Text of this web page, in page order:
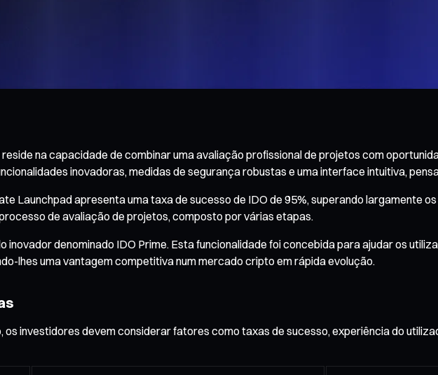
na capacidade de combinar uma avaliação profissional de projetos com
inovadoras, medidas de segurança robustas e uma interface intuitiva,
Launchpad apresenta uma taxa de sucesso de IDO de 95%, superando largamente
de avaliação de projetos, composto por várias etapas.
inovador denominado IDO Prime. Esta funcionalidade foi concebida para ajudar os
lhes uma vantagem competitiva num mercado cripto em rápida evolução.
investidores devem considerar fatores como taxas de sucesso, experiência do